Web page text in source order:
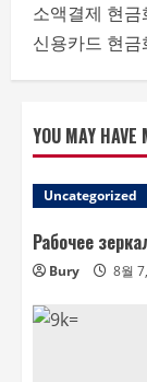
소액결제 현금
신용카드 현금
YOU MAY HAVE
Uncategorized
Рабочее
Bury 8월